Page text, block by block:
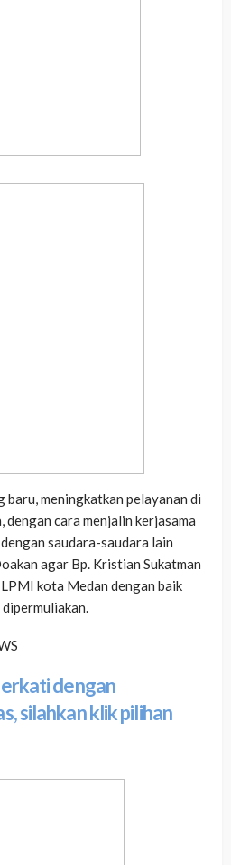
baru, meningkatkan pelayanan di
dengan cara menjalin kerjasama
saudara-saudara lain
agar Bp. Kristian Sukatman
kota Medan dengan baik
dipermuliakan.
dengan
silahkan klik pilihan